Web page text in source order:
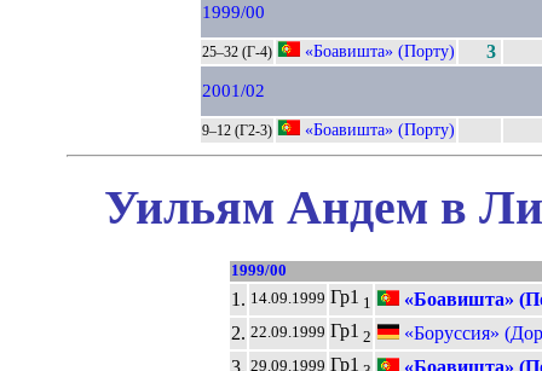
1999/00
25–32 (Г-4) «Боавишта» (Порту) 3
2001/02
9–12 (Г2-3) «Боавишта» (Порту)
Уильям Андем в
1999/00
1. 14.09.1999 Гр1 1
«Боавишта»
2. 22.09.1999 Гр1 2
«Боруссия»
29.09.1999 Гр1